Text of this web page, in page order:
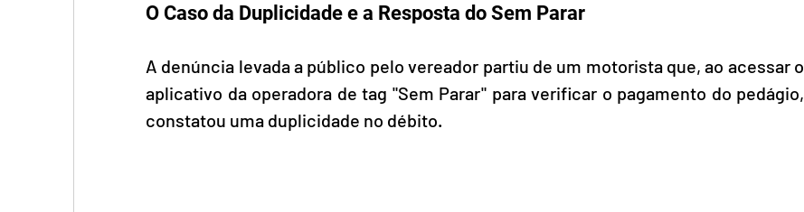
O Caso da Duplicidade e a Resposta do Sem Parar
A denúncia levada a público pelo vereador partiu de um motorista que, ao acessar o
aplicativo da operadora de tag "Sem Parar" para verificar o pagamento do pedágio,
constatou uma duplicidade no débito.